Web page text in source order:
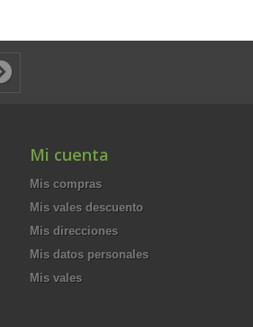
Mi cuenta
Mis compras
Mis vales descuento
Mis direcciones
Mis datos personales
Mis vales